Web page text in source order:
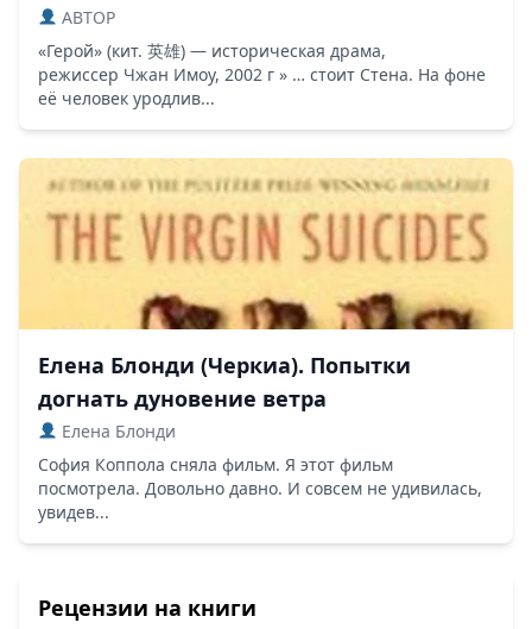
ABTOP
«Герой» (кит. 英雄) — историческая драма,
режиссер Чжан Имоу, 2002 г » … стоит Стена. На фоне
её человек уродлив...
Елена Блонди (Черкиа). Попытки
догнать дуновение ветра
Елена Блонди
София Коппола сняла фильм. Я этот фильм
посмотрела. Довольно давно. И совсем не удивилась,
увидев...
Рецензии на книги